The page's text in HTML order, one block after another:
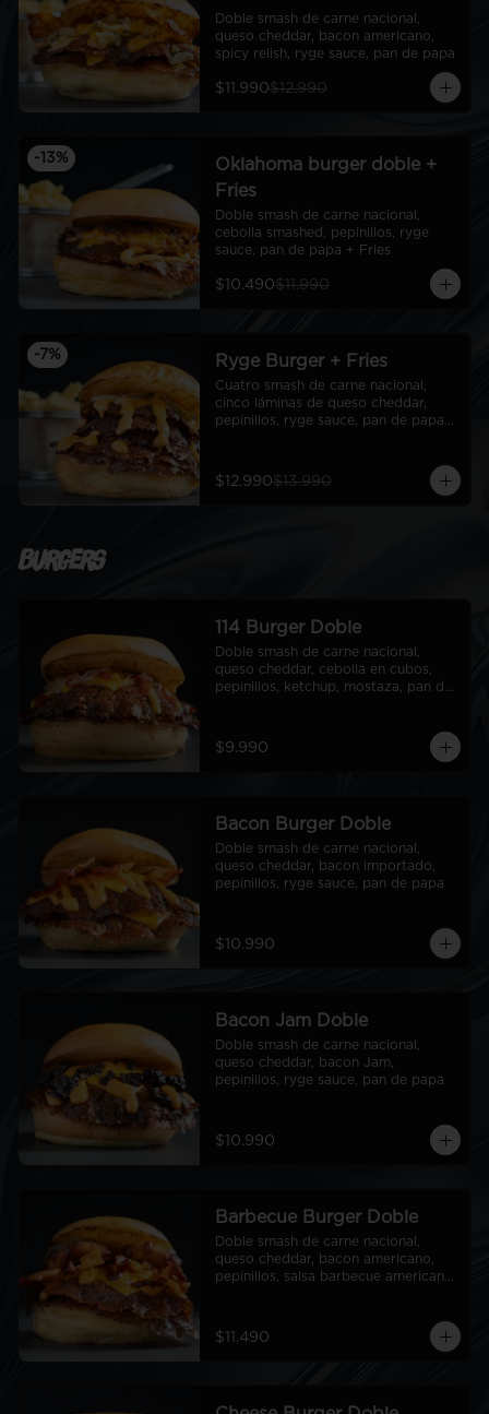
Doble smash de carne nacional,
queso cheddar, bacon americano,
spicy relish, ryge sauce, pan de papa
$11.990$12.990
-13%
Oklahoma burger doble +
Fries
Doble smash de carne nacional,
cebolla smashed, pepinillos, ryge
sauce, pan de papa + Fries
$10.490$11.990
-7% Ryge Burger + Fries
Cuatro smash de carne nacional,
cinco láminas de queso cheddar,
pepinillos, ryge sauce, pan de papa +
$12.990$13.990
Burgers
114 Burger Doble
Doble smash de carne nacional,
queso cheddar, cebolla en cubos,
pepinillos, ketchup, mostaza, pan de
$9.990
Bacon Burger Doble
Doble smash de carne nacional,
queso cheddar, bacon importado,
pepinillos, ryge sauce, pan de papa
$10.990
Bacon Jam Doble
Doble smash de carne nacional,
queso cheddar, bacon Jam,
pepinillos, ryge sauce, pan de papa
$10.990
Barbecue Burger Doble
Doble smash de carne nacional,
queso cheddar, bacon americano,
pepinillos, salsa barbecue americana,
$11.490